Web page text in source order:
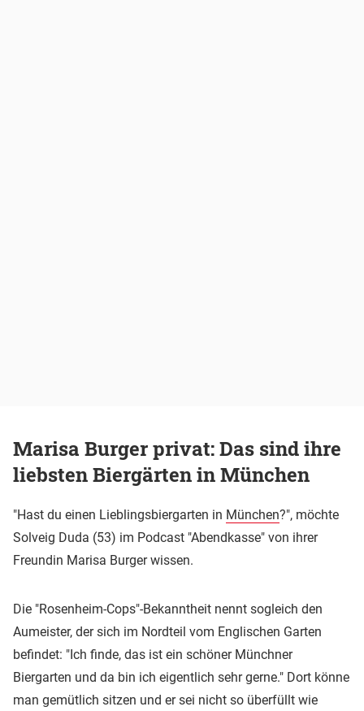
Marisa Burger privat: Das sind ihre
liebsten Biergärten in München
"Hast du einen Lieblingsbiergarten in München?", möchte
Solveig Duda (53) im Podcast "Abendkasse" von ihrer
Freundin Marisa Burger wissen.
Die "Rosenheim-Cops"-Bekanntheit nennt sogleich den
Aumeister, der sich im Nordteil vom Englischen Garten
befindet: "Ich finde, das ist ein schöner Münchner
Biergarten und da bin ich eigentlich sehr gerne." Dort könne
man gemütlich sitzen und er sei nicht so überfüllt wie